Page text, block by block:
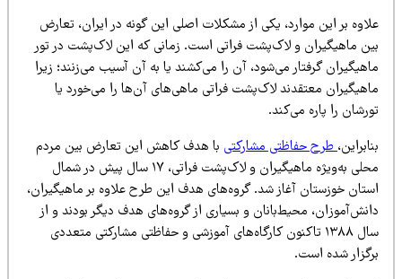
بر این موارد، یکی از مشکلات اصلی این گونه در ایران، تعارض
ماهیگیران و لاک‌پشت فراتی است. زمانی که این لاک‌پشت در تور
گرفتار می‌شود، آن را می‌کشند یا به آن آسیب می‌زنند؛ زیرا
معتقدند لاک‌پشت فراتی ماهی‌های آن‌ها را می‌خورد یا
را پاره می‌کند.
طرح حفاظتی مشارکتیبا هدف کاهش این تعارض بین مردم
محلی به‌ویژه ماهیگیران و لاک‌پشت فراتی، ۱۷ سال پیش در شمال
خوزستان آغاز شد. گروه‌های هدف این طرح علاوه بر ماهیگیران،
محیط‌بانان و بسیاری از گروه‌های هدف دیگر بودند و از
سال ۱۳۸۸ تاکنون کارگاه‌های آموزشی و حفاظتی مشارکتی متعددی
شده است.